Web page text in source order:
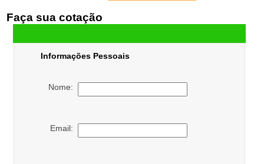
Faça sua cotação
Informações Pessoais
Nome:
Email: